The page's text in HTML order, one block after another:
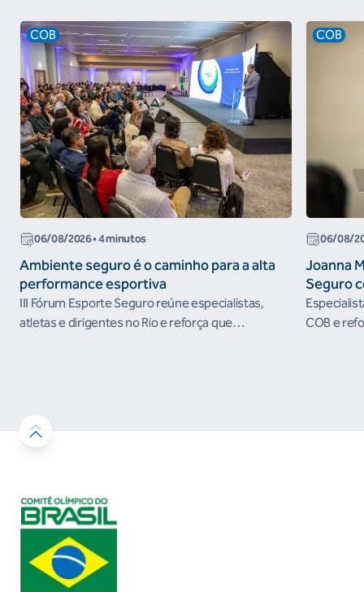
COB
06/08/2026• 4 minutos
Ambiente seguro é o caminho para a alta
performance esportiva
III Fórum Esporte Seguro reúne especialistas,
atletas e dirigentes no Rio e reforça que
COB
06/08/
Joanna
Seguro
COB e